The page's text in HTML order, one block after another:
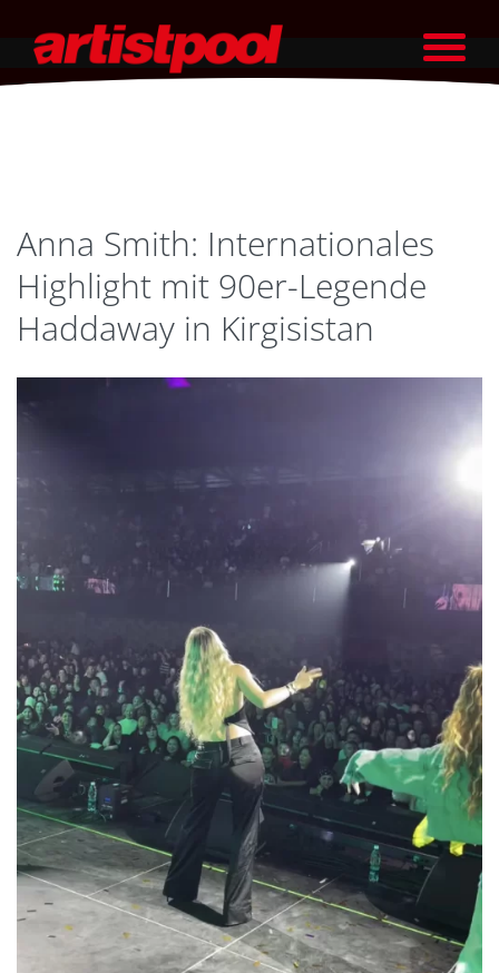
Anna Smith: Internationales
Highlight mit 90er-Legende
Haddaway in Kirgisistan